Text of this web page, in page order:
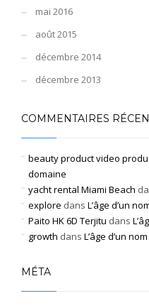
mai 2016
août 2015
décembre 2014
décembre 2013
COMMENTAIRES
beauty product video
domaine
yacht rental Miami Beach
explore dans L’âge d’un
Paito HK 6D Terjitu dans
growth dans L’âge d’un
MÉTA